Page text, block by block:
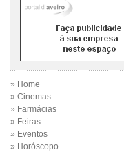
» Home
» Cinemas
» Farmácias
» Feiras
» Eventos
» Horóscopo